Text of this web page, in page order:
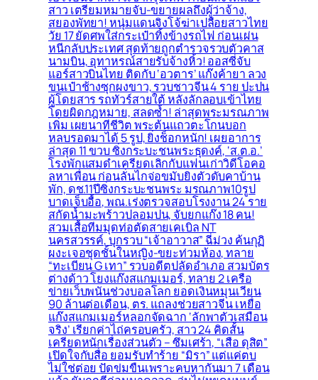
สาว เตรียมหมายจับ-ขยายผลถึงผู้ว่าจ้าง,
สยองพัทยา! หนุ่มแดนจิงโจ้ฆ่าเปลือยสาวไทย
วัย 17 ยัดศพใส่กระเป๋าทิ้งข้างรถไฟ ก่อนเผ่น
หนีกลับประเทศ สุดท้ายถูกตำรวจรวบตัวคาส
นามบิน, อุทาหรณ์สายรับจ้างหิ้ว! ออสซี่จับ
แอร์สาวบินไทย ติดกับ ‘อวตาร’ แก๊งค้ายา ลวง
ขนเป๋าช้างซุกผงขาว, รวบชาวจีน 4 ราย ปะปน
ผู้โดยสาร รถทัวร์สายใต้ หลังลักลอบเข้าไทย
โดยผิดกฎหมาย, สลดซ้ำ! ล่าสุดพระมรณภาพ
เพิ่ม เผยนาทีชีวิต พระต้นแถวตะโกนบอก
หลบรอดมาได้ 5 รูป, ยิ่งช็อกหนัก! เผยอาการ
ล่าสุด 11 ขวบ ซิ่งกระบะชนพระธุดงค์, ‘ส.ต.อ.’
โรงพักแสมดำเครียดเลิกกับแฟนเก่าวิดีโอคอ
ลหาเพื่อน ก่อนลั่นไกจ่อขมับยิงตัวดับคาบ้าน
พัก, ดช.11ปีซิ่งกระบะชนพระ มรณภาพ10รูป
บาดเจ็บอื้อ, พณ.เร่งตรวจสอบโรงงาน 24 ราย
สกัดน้ำมะพร้าวปลอมปน, จับยกแก๊ง 18 คน!
สวมเสื้อทีมมุดท่อตัดสายเคเบิล NT
นครสวรรค์, บุกรวบ “เจ้าอาวาส” ฉี่ม่วง ค้นกุฏิ
ผงะเจอชุดชั้นในหญิง-ขยะท่วมห้อง, ทลาย
“ทะเบียน G เทา” รวบอดีตปลัดอำเภอ สวมบัตร
ต่างด้าว โยงแก๊งสแกมเมอร์, ทลาย 2 เครือ
ข่ายเว็บพนันช่วงบอลโลก ยอดเงินหมุนเวียน
90 ล้านต่อเดือน, ตร. แถลงช่วยสาวจีน เหยื่อ
แก๊งสแกมเมอร์หลอกจัดฉาก ‘ลักพาตัวเสมือน
จริง’ เรียกค่าไถ่ครอบครัว, สาว 24 คิดสั้น
เครียดหนักเรื่องส่วนตัว – ซึมเศร้า, “เสือ ดุสิต”
เปิดใจกับสื่อ ยอมรับทำร้าย “มิรา” แต่แค่ตบ
ไม่ใช่ต่อย ปัดข่มขืนเพราะคบหากันมา 7 เดือน